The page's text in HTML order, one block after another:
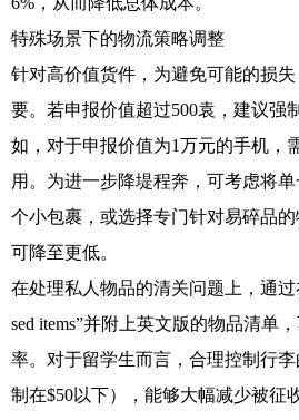
特殊场景下的物流策略调整
针对高价值货件，为避免可能的损
要。若申报价值超过500袁，建议强
如，对于申报价值为1万元的手机，
用。为进一步降堤程奔，可考虑将
个小包裹，或选择专门针对易碎品
可降至更低。
在处理私人物品的清关问题上，通过
sed items”并附上英文版的物品清单
率。对于留学生而言，合理控制行
制在$50以下），能够大幅减少被征